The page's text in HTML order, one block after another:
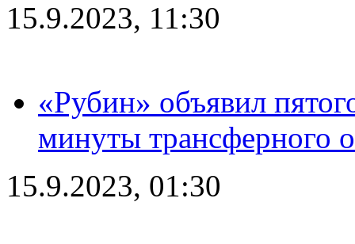
15.9.2023, 11:30
«Рубин» объявил
минуты трансферного
15.9.2023, 01:30